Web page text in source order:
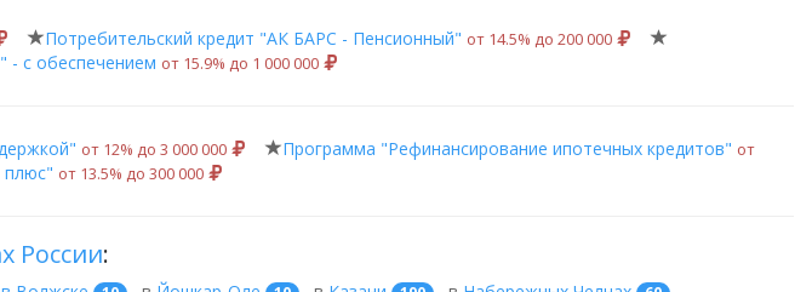
Потребительский кредит "АК БАРС - Пенсионный" от 14.5% до 200 000
- с обеспечением от 15.9% до 1 000 000
от 12% до 3 000 000 Программа "Рефинансирование ипотечных кредитов" от
плюс" от 13.5% до 300 000
России: